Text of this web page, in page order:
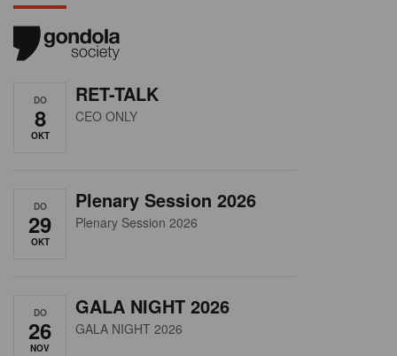
DO
8
OKT
RET-TALK
CEO ONLY
DO
29
OKT
Plenary Session 2026
Plenary Session 2026
DO
26
NOV
GALA NIGHT 2026
GALA NIGHT 2026